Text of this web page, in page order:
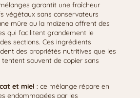
garantit une fraîcheur
végétaux sans conservateurs
mûre ou la maïzena offrent des
qui facilitent grandement le
sections. Ces ingrédients
des propriétés nutritives que les
souvent de copier sans
et miel : ce mélange répare en
endommagées par les